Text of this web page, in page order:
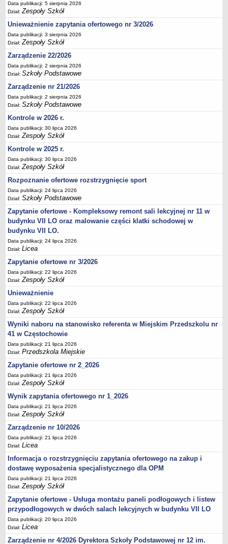
Kontrole
PONOWNE WYKORZYSTYWANIE
Sprawozdania
Deklaracja dostępności
DEKLARACJA DOSTĘPNOŚCI
OŚWIADCZENIA MAJĄTKOWE
PONOWNE WYKORZYSTYWANIE
UDOSTĘPNIANIE INFORMACJI PUBLICZNEJ
OCHRONA DANYCH OSOBOWYCH
Data publikacji: 5 sierpnia 2026
Dział:Zespoły Szkół
Unieważnienie zapytania ofertowego nr 3/2026
Data publikacji: 3 sierpnia 2026
Dział:Zespoły Szkół
Zarządzenie 22/2026
Data publikacji: 2 sierpnia 2026
Dział:Szkoły Podstawowe
Zarządzenie nr 21/2026
Data publikacji: 2 sierpnia 2026
Dział:Szkoły Podstawowe
Kontrole w 2026 r.
Data publikacji: 30 lipca 2026
Dział:Zespoły Szkół
Kontrole w 2025 r.
Data publikacji: 30 lipca 2026
Dział:Zespoły Szkół
Rozpoznanie ofertowe rozstrzygnięcie sport
Data publikacji: 24 lipca 2026
Dział:Szkoły Podstawowe
Zapytanie ofertowe - Kompleksowy remont sali lekcyjnej nr 11 w
budynku VII LO oraz malowanie części klatki schodowej w
budynku VII LO.
Data publikacji: 24 lipca 2026
Dział:Licea
Zapytanie ofertowe nr 3/2026
Data publikacji: 22 lipca 2026
Dział:Zespoły Szkół
Unieważnienie
Data publikacji: 22 lipca 2026
Dział:Zespoły Szkół
Wyniki naboru na stanowisko referenta w Miejskim Przedszkolu nr
41 w Częstochowie
Data publikacji: 21 lipca 2026
Dział:Przedszkola Miejskie
Zapytanie ofertowe nr 2_2026
Data publikacji: 21 lipca 2026
Dział:Zespoły Szkół
Wynik zapytania ofertowego nr 1_2026
Data publikacji: 21 lipca 2026
Dział:Zespoły Szkół
Zarządzenie nr 10/2026
Data publikacji: 21 lipca 2026
Dział:Licea
Informacja o rozstrzygnięciu zapytania ofertowego na zakup i
dostawę wyposażenia specjalistycznego dla OPM
Data publikacji: 21 lipca 2026
Dział:Zespoły Szkół
Zapytanie ofertowe - Usługa montażu paneli podłogowych i listew
przypodłogowych w dwóch salach lekcyjnych w budynku VII LO
Data publikacji: 20 lipca 2026
Dział:Licea
Zarządzenie nr 4/2026 Dyrektora Szkoły Podstawowej nr 12 im.